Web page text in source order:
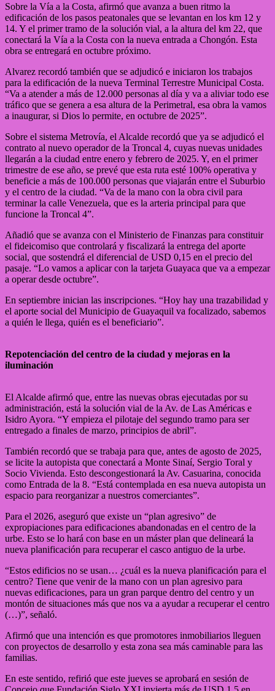
Sobre la Vía a la Costa, afirmó que avanza a buen ritmo la
edificación de los pasos peatonales que se levantan en los km 12 y
14. Y el primer tramo de la solución vial, a la altura del km 22, que
conectará la Vía a la Costa con la nueva entrada a Chongón. Esta
obra se entregará en octubre próximo.
Alvarez recordó también que se adjudicó e iniciaron los trabajos
para la edificación de la nueva Terminal Terrestre Municipal Costa.
“Va a atender a más de 12.000 personas al día y va a aliviar todo ese
tráfico que se genera a esa altura de la Perimetral, esa obra la vamos
a inaugurar, si Dios lo permite, en octubre de 2025”.
Sobre el sistema Metrovía, el Alcalde recordó que ya se adjudicó el
contrato al nuevo operador de la Troncal 4, cuyas nuevas unidades
llegarán a la ciudad entre enero y febrero de 2025. Y, en el primer
trimestre de ese año, se prevé que esta ruta esté 100% operativa y
beneficie a más de 100.000 personas que viajarán entre el Suburbio
y el centro de la ciudad. “Va de la mano con la obra civil para
terminar la calle Venezuela, que es la arteria principal para que
funcione la Troncal 4”.
Añadió que se avanza con el Ministerio de Finanzas para constituir
el fideicomiso que controlará y fiscalizará la entrega del aporte
social, que sostendrá el diferencial de USD 0,15 en el precio del
pasaje. “Lo vamos a aplicar con la tarjeta Guayaca que va a empezar
a operar desde octubre”.
En septiembre inician las inscripciones. “Hoy hay una trazabilidad y
el aporte social del Municipio de Guayaquil va focalizado, sabemos
a quién le llega, quién es el beneficiario”.
Repotenciación del centro de la ciudad y mejoras en la
iluminación
El Alcalde afirmó que, entre las nuevas obras ejecutadas por su
administración, está la solución vial de la Av. de Las Américas e
Isidro Ayora. “Y empieza el pilotaje del segundo tramo para ser
entregado a finales de marzo, principios de abril”.
También recordó que se trabaja para que, antes de agosto de 2025,
se licite la autopista que conectará a Monte Sinaí, Sergio Toral y
Socio Vivienda. Esto descongestionará la Av. Casuarina, conocida
como Entrada de la 8. “Está contemplada en esa nueva autopista un
espacio para reorganizar a nuestros comerciantes”.
Para el 2026, aseguró que existe un “plan agresivo” de
expropiaciones para edificaciones abandonadas en el centro de la
urbe. Esto se lo hará con base en un máster plan que delineará la
nueva planificación para recuperar el casco antiguo de la urbe.
“Estos edificios no se usan… ¿cuál es la nueva planificación para el
centro? Tiene que venir de la mano con un plan agresivo para
nuevas edificaciones, para un gran parque dentro del centro y un
montón de situaciones más que nos va a ayudar a recuperar el centro
(…)”, señaló.
Afirmó que una intención es que promotores inmobiliarios lleguen
con proyectos de desarrollo y esta zona sea más caminable para las
familias.
En este sentido, refirió que este jueves se aprobará en sesión de